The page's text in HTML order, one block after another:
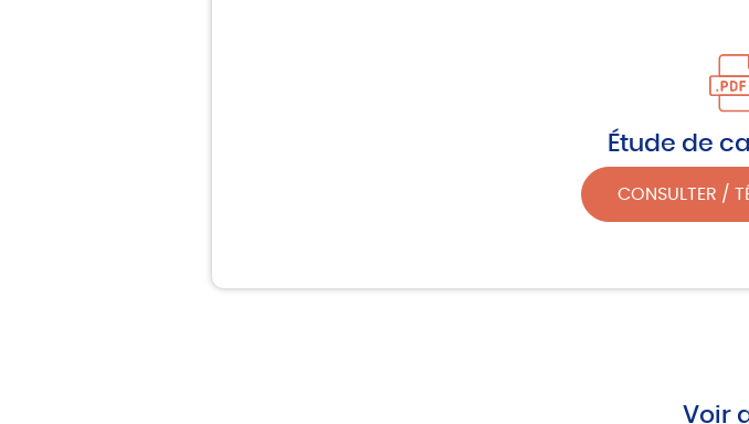
Étude de
CONSULTER /
Voir